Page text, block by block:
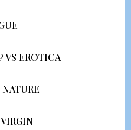
VS EROTICA